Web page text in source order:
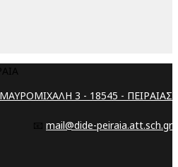
ΜΑΥΡΟΜΙΧΑΛΗ 3 - 18545 - ΠΕΙΡΑΙΑΣ
📧 mail@dide-peiraia.att.sch.gr